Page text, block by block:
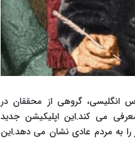
انگلیسی، گروهی از محققان در
می کند.این اپلیکیشن جدید
را به مردم عادی نشان می دهد.این